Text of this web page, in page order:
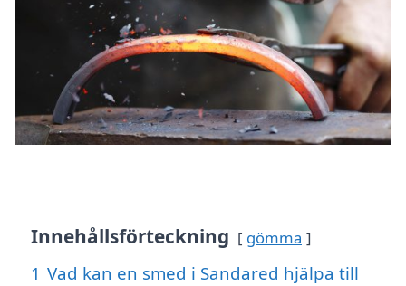
Innehållsförteckning gömma
1 Vad kan en smed i Sandared hjälpa till